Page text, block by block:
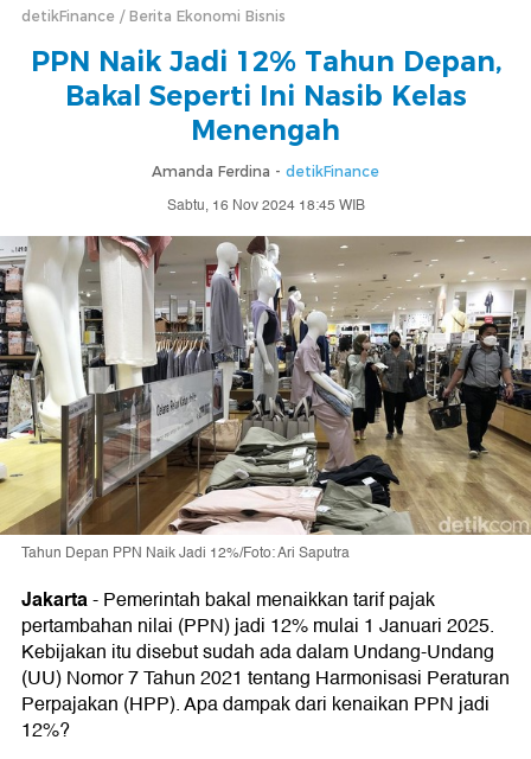
detikFinance Berita Ekonomi Bisnis
PPN Naik Jadi 12% Tahun Depan,
Bakal Seperti Ini Nasib Kelas
Menengah
Amanda Ferdina - detikFinance
Sabtu, 16 Nov 2024 18:45 WIB
Tahun Depan PPN Naik Jadi 12%/Foto: Ari Saputra
Jakarta-Pemerintah bakal menaikkan tarif pajak
pertambahan nilai (PPN) jadi 12% mulai 1 Januari 2025.
Kebijakan itu disebut sudah ada dalam Undang-Undang
(UU) Nomor 7 Tahun 2021 tentang Harmonisasi Peraturan
Perpajakan (HPP). Apa dampak dari kenaikan PPN jadi
12%?